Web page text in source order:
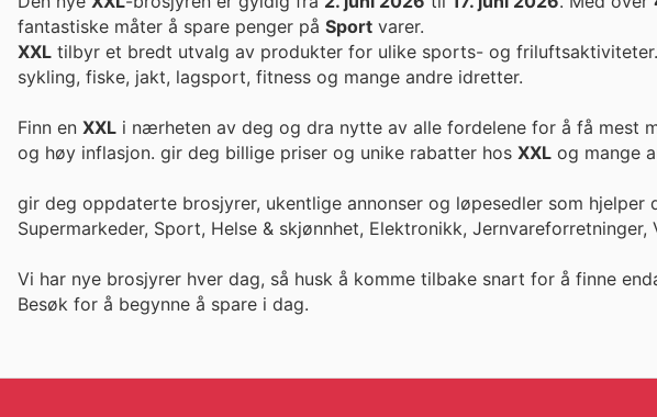
fantastiske måter å spare penger på Sport varer.
XXL tilbyr et bredt utvalg av produkter for ulike sports- og
sykling, fiske, jakt, lagsport, fitness og mange andre idretter.
Finn en XXL i nærheten av deg og dra nytte av alle fordelene for å få mest
og høy inflasjon. gir deg billige priser og unike rabatter hos XXL og mange
gir deg oppdaterte brosjyrer, ukentlige annonser og løpesedler som hjelper
Supermarkeder, Sport, Helse & skjønnhet, Elektronikk,
Vi har nye brosjyrer hver dag, så husk å komme tilbake snart for å finne
Besøk for å begynne å spare i dag.